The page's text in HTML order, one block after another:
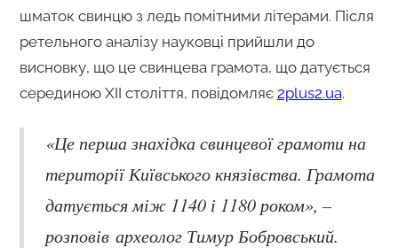
шматок свинцю з ледь помітними літерами. Після
ретельного аналізу науковці прийшли до
висновку, що це свинцева грамота, що датується
серединою XII століття, повідомляє 2plus2.ua.
«Це перша знахідка свинцевої грамоти на
території Київського князівства. Грамота
датується між 1140 і 1180 роком», –
розповів археолог Тимур Бобровський.